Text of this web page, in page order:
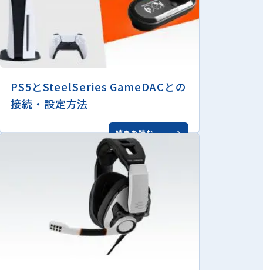
PS5とSteelSeries GameDACとの
接続・設定方法
続きを読む